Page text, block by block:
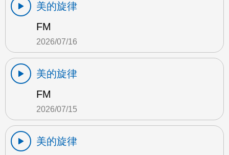
美的旋律
FM
2026/07/16
美的旋律
FM
2026/07/15
美的旋律